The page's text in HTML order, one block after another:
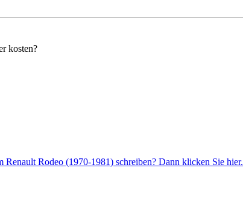
kosten?
Rodeo (1970-1981) schreiben? Dann klicken Sie hier.